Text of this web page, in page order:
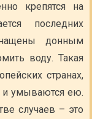
крепятся на
последних
донным
воду. Такая
странах,
и умываются ею.
случаев – это